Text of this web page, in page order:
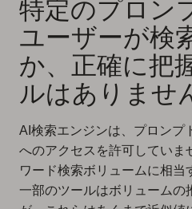
特定のプロン
ユーザーが検
か、正確に把
ルはありませ
AI検索エンジンは、プロンプ
へのアクセスを許可していま
ワード検索ボリュームに相当
一部のツールはボリュームの